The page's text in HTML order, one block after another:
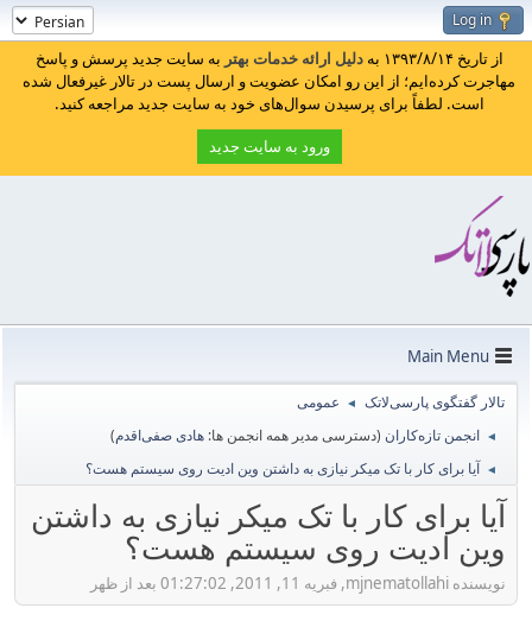
Log in
از تاریخ ۱۳۹۳/۸/۱۴ به دلیل ارائه خدمات بهتر به سایت جدید پرسش و پاسخ
مهاجرت کرده‌ایم؛ از این رو امکان عضویت و ارسال پست در تالار غیرفعال شده
است. لطفاً برای پرسیدن سوال‌های خود به سایت جدید مراجعه کنید.
ورود به سایت جدید
Main Menu
تالار گفتگوی پارسی‌لاتک ◄ عمومی
◄ انجمن تازه‌کاران (دسترسی مدیر همه انجمن ها: هادی صفی‌اقدم)
◄ آیا برای کار با تک میکر نیازی به داشتن وین ادیت روی سیستم هست؟
آیا برای کار با تک میکر نیازی به داشتن
وین ادیت روی سیستم هست؟
نویسنده mjnematollahi, فبریه 11, 2011, 01:27:02 بعد از ظهر